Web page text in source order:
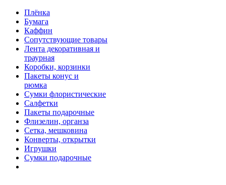
Плёнка
Бумага
Каффин
Сопутствующие товары
Лента декоративная и
траурная
Коробки, корзинки
Пакеты конус и
рюмка
Сумки флористические
Салфетки
Пакеты подарочные
Флизелин, органза
Сетка, мешковина
Конверты, открытки
Игрушки
Сумки подарочные